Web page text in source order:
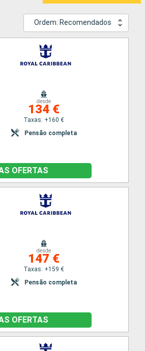
Ordem: Recomendados
desde
134 €
Taxas: +160 €
Pensão completa
OFERTAS
desde
147 €
Taxas: +159 €
Pensão completa
OFERTAS